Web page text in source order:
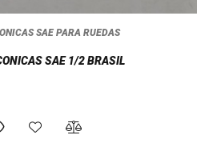
SAE PARA RUEDAS
SAE 1/2 BRASIL